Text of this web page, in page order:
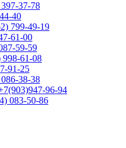
37-78
40
799-49-19
61-00
59-59
998-61-08
91-25
38-38
96-94
083-50-86